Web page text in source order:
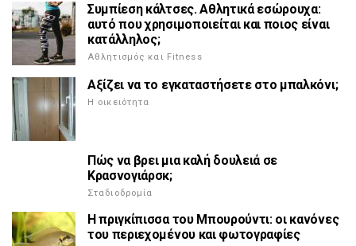
Συμπίεση κάλτσες. Αθλητικά εσώρουχα:
αυτό που χρησιμοποιείται και ποιος είναι
κατάλληλος;
Αθλητισμός και Fitness
Αξίζει να το εγκαταστήσετε στο μπαλκόνι;
Η οικειότητα
Πώς να βρει μια καλή δουλειά σε
Κρασνογιάρσκ;
Σταδιοδρομία
Η πριγκίπισσα του Μπουρούντι: οι κανόνες
του περιεχομένου και φωτογραφίες